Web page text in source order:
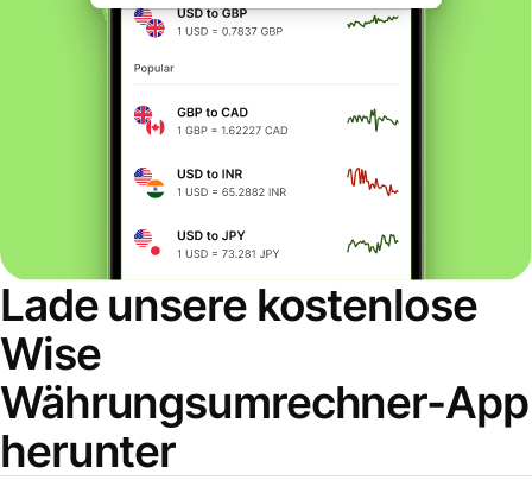
Lade unsere kostenlose
Wise
Währungsumrechner-App
herunter